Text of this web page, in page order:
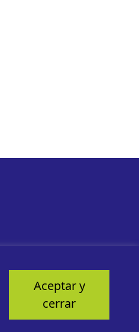
Aceptar y
cerrar